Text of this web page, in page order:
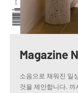
Magazine
소음으로 채워진 일
것을 제안합니다. 까